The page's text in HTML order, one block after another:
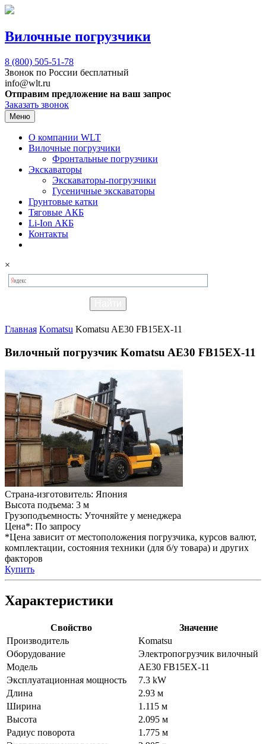
Вилочные погрузчики
8 (800) 505-51-78
Звонок по России бесплатный
info@wlt.ru
Отправим предложение на ваш запрос
Заказать звонок
Меню
О компании WLT
Вилочные погрузчики
Фронтальные погрузчики
Экскаваторы
Экскаваторы-погрузчики
Гусеничные экскаваторы
Грунтовые катки
Тяговые АКБ
Li-Ion АКБ
Контакты
×
Главная Komatsu Komatsu AE30 FB15EX-11
Вилочный погрузчик Komatsu AE30 FB15EX-11
Страна-изготовитель: Япония
Высота подъема: 3 м
Грузоподъемность: Уточняйте у менеджера
Цена*: По запросу
*Цена зависит от местоположения погрузчика, курсов валют,
комплектации, состояния техники (для б/у товара) и других
факторов
Купить
Характеристики
Свойство
Значение
Производитель
Komatsu
Оборудование
Электропогрузчик вилочный
Модель
AE30 FB15EX-11
Эксплуатационная мощность
7.3 kW
Длина
2.93 м
Ширина
1.115 м
Высота
2.095 м
Радиус поворота
1.775 м